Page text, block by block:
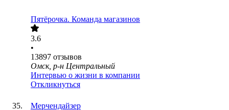
Пятёрочка. Команда магазинов
3.6
•
13897 отзывов
Омск, р-н Центральный
Интервью о жизни в компании
Откликнуться
Мерчендайзер